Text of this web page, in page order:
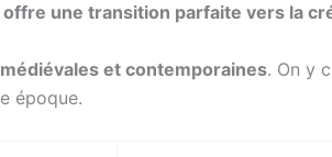
offre une transition parfaite vers la
et contemporaines. On y
époque.